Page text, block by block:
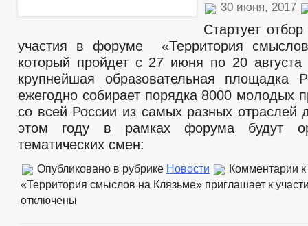
30 июня, 2017
Стартует
участия в форуме «Территория
который пройдет с 27 июня по 20
крупнейшая образовательная площадка
ежегодно собирает порядка 8000 молодых
со всей России из самых разных отраслей
этом году в рамках форума будут
тематических смен:
Опубликовано в рубрике Новости Комментарии
«Территория смыслов на Клязьме» приглашает к
отключены